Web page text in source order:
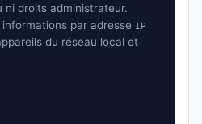
ni droits administrateur.
par adresse IP
du réseau local et